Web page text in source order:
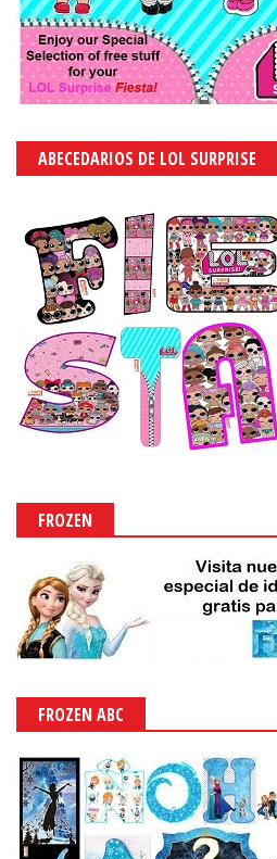
ABECEDARIOS DE LOL SURPRISE
FROZEN
FROZEN ABC